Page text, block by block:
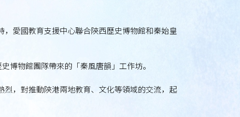
愛國教育支援中心聯合陝西歷史博物館和秦始皇
博物館團隊帶來的「秦風唐韻」工作坊。
，對推動陝港兩地教育、文化等領域的交流，起